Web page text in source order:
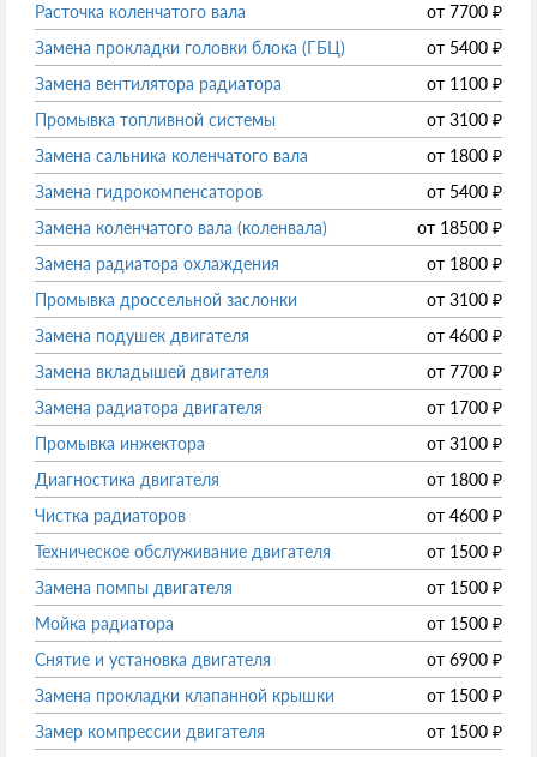
Расточка коленчатого вала
от 7700 ₽
Замена прокладки головки блока (ГБЦ)
от 5400 ₽
Замена вентилятора радиатора
от 1100 ₽
Промывка топливной системы
от 3100 ₽
Замена сальника коленчатого вала
от 1800 ₽
Замена гидрокомпенсаторов
от 5400 ₽
Замена коленчатого вала (коленвала)
от 18500 ₽
Замена радиатора охлаждения
от 1800 ₽
Промывка дроссельной заслонки
от 3100 ₽
Замена подушек двигателя
от 4600 ₽
Замена вкладышей двигателя
от 7700 ₽
Замена радиатора двигателя
от 1700 ₽
Промывка инжектора
от 3100 ₽
Диагностика двигателя
от 1800 ₽
Чистка радиаторов
от 4600 ₽
Техническое обслуживание двигателя
от 1500 ₽
Замена помпы двигателя
от 1500 ₽
Мойка радиатора
от 1500 ₽
Снятие и установка двигателя
от 6900 ₽
Замена прокладки клапанной крышки
от 1500 ₽
Замер компрессии двигателя
от 1500 ₽